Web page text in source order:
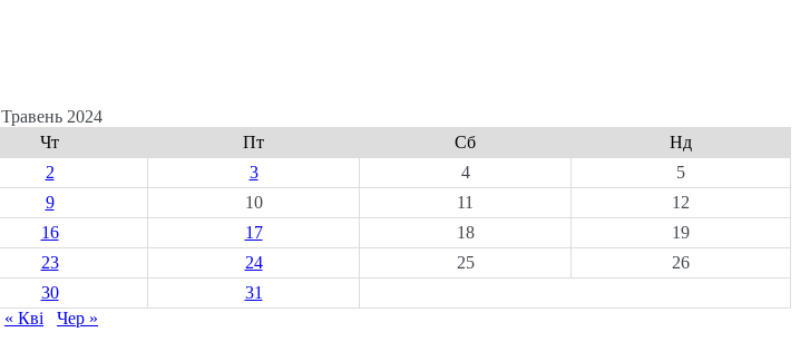
Травень 2024
Чт Пт Сб
Нд
2 3 4
5
9 10 11
12
16 17 18
19
23 24 25
26
30
31
« Кві
Чер »